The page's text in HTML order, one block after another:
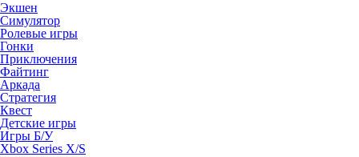
Экшен
Симулятор
Ролевые игры
Гонки
Приключения
Файтинг
Аркада
Стратегия
Квест
Детские игры
Игры Б/У
Xbox Series X/S